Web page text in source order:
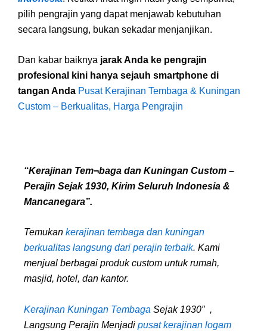
pilih pengrajin yang dapat menjawab kebutuhan
secara langsung, bukan sekadar menjanjikan.
Dan kabar baiknya jarak Anda ke pengrajin
profesional kini hanya sejauh smartphone di
tangan Anda Pusat Kerajinan Tembaga & Kuningan
Custom – Berkualitas, Harga Pengrajin
“Kerajinan Tem¬baga dan Kuningan Custom –
Perajin Sejak 1930, Kirim Seluruh Indonesia &
Mancanegara”.
Temukan kerajinan tembaga dan kuningan
berkualitas langsung dari perajin terbaik. Kami
menjual berbagai produk custom untuk rumah,
masjid, hotel, dan kantor.
Kerajinan Kuningan Tembaga Sejak 1930″ ,
Langsung Perajin Menjadi pusat kerajinan logam